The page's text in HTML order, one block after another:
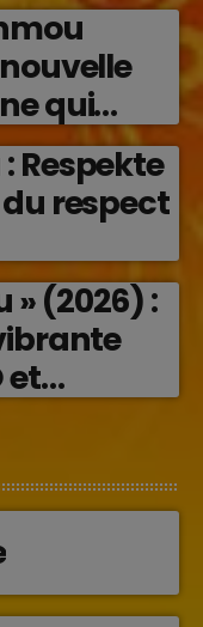
qui
émotions
Respekte
respect
» (2026) :
et